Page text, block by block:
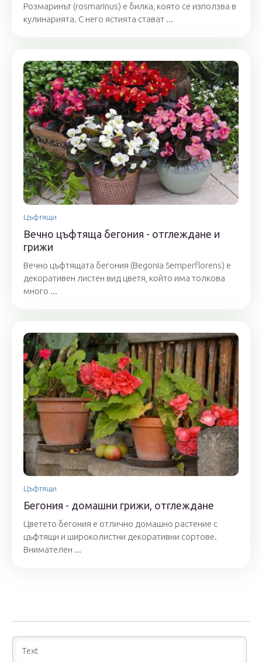
Розмаринът (rosmarinus) е билка, която се използва в
кулинарията. С него ястията стават ...
Цъфтящи
Вечно цъфтяща бегония - отглеждане и
грижи
Вечно цъфтящата бегония (Begonia Semperflorens) е
декоративен листен вид цветя, който има толкова
много ...
Цъфтящи
Бегония - домашни грижи, отглеждане
Цветето бегония е отлично домашно растение с
цъфтящи и широколистни декоративни сортове.
Внимателен ...